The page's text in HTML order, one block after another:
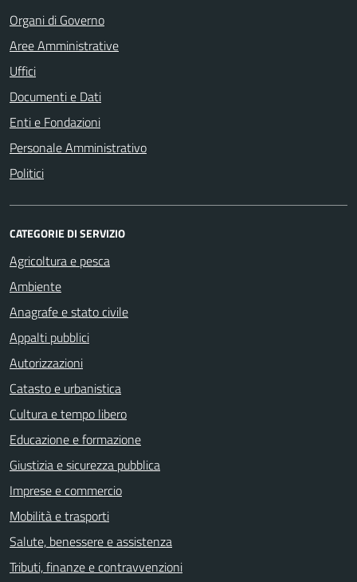
Organi di Governo
Aree Amministrative
Uffici
Documenti e Dati
Enti e Fondazioni
Personale Amministrativo
Politici
CATEGORIE DI SERVIZIO
Agricoltura e pesca
Ambiente
Anagrafe e stato civile
Appalti pubblici
Autorizzazioni
Catasto e urbanistica
Cultura e tempo libero
Educazione e formazione
Giustizia e sicurezza pubblica
Imprese e commercio
Mobilità e trasporti
Salute, benessere e assistenza
Tributi, finanze e contravvenzioni